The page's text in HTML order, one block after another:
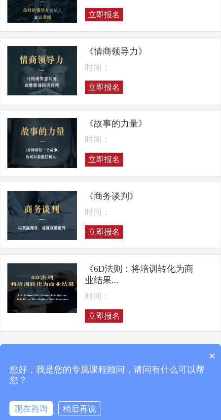
立即报名
《情商领导力》
时间：
立即报名
《故事的力量》
时间：
立即报名
《商务谈判》
时间：
立即报名
《6D法则：将培训转化为商
业结果...
时间：
立即报名
上一页 下一页
Copyright © 2025 凯洛格咨询 ALL RIGHTS RESERVED
×
您好，我是您的专属课程顾问，请问有什么可以帮
您？
现在咨询 稍后再说